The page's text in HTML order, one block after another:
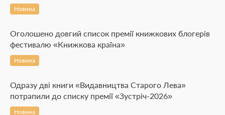
Новина
Оголошено довгий список премії книжкових блогерів
фестивалю «Книжкова країна»
Новина
Одразу дві книги «Видавництва Старого Лева»
потрапили до списку премії «Зустріч-2026»
Новина